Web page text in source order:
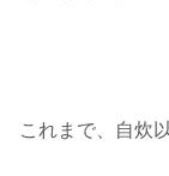
これまで、自炊